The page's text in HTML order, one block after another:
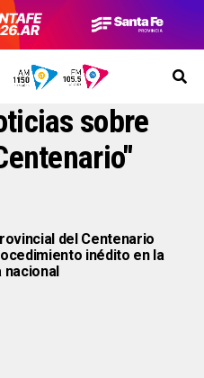
sobre
del Centenario
inédito en la
nacional